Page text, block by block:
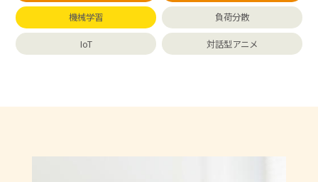
機械学習 負荷分散
IoT 対話型アニメ